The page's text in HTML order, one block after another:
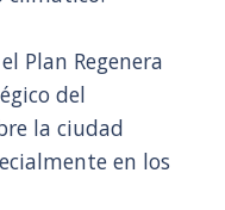
Plan Regenera
del
la ciudad
en los